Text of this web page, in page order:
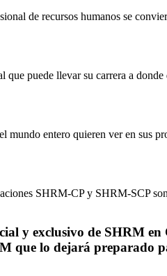
de recursos humanos se
puede llevar su carrera a donde
mundo entero quieren ver en sus
SHRM-CP y SHRM-SCP
y exclusivo de SHRM
que lo dejará